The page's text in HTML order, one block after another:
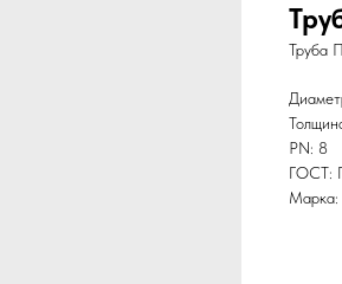
Труба
PN: 8
ГОСТ:
Марка: